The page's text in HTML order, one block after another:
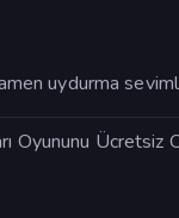
uydurma
Ücretsiz